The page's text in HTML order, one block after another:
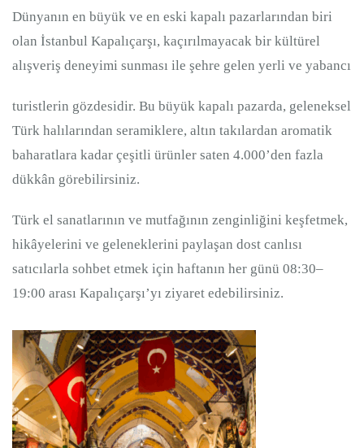
Dünyanın en büyük ve en eski kapalı pazarlarından biri
olan İstanbul Kapalıçarşı, kaçırılmayacak bir kültürel
alışveriş deneyimi sunması ile şehre gelen yerli ve yabancı
turistlerin gözdesidir. Bu büyük kapalı pazarda, geleneksel
Türk halılarından seramiklere, altın takılardan aromatik
baharatlara kadar çeşitli ürünler saten 4.000’den fazla
dükkân görebilirsiniz.
Türk el sanatlarının ve mutfağının zenginliğini keşfetmek,
hikâyelerini ve geleneklerini paylaşan dost canlısı
satıcılarla sohbet etmek için haftanın her günü 08:30–
19:00 arası Kapalıçarşı’yı ziyaret edebilirsiniz.